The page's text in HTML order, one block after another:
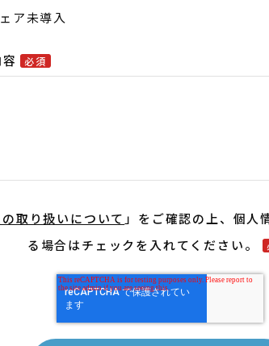
ア未導入
必須
取り扱いについて 」をご確認の上、個人
る場合はチェックを入れてください。